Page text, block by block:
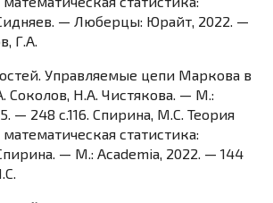
— Люберцы: Юрайт, 2022. —
Г.А.
Управляемые цепи Маркова в
Соколов, Н.А. Чистякова. — М.:
— 248 c.116. Спирина, М.С. Теория
статистика:
— М.: Academia, 2022. — 144